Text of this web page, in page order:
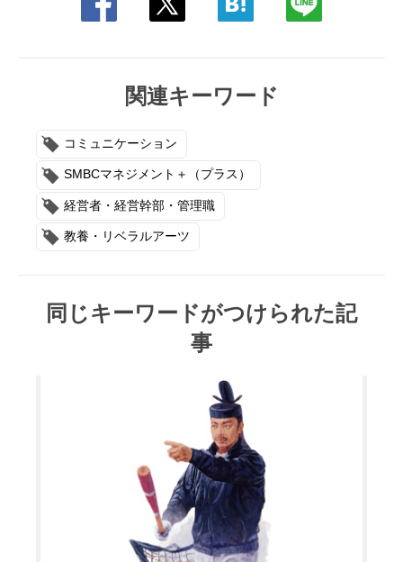
関連キーワード
コミュニケーション
SMBCマネジメント＋（プラス）
経営者・経営幹部・管理職
教養・リベラルアーツ
同じキーワードがつけられた記
事